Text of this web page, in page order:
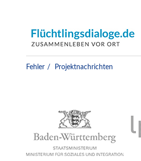
Projektnachrichten
Fehler Projektnachrichten